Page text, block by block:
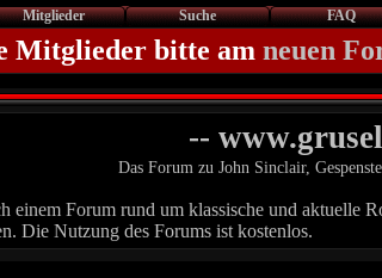
Mitglieder Suche FAQ
Mitglieder bitte am neuen
--
Das Forum zu John Sinclair,
einem Forum rund um klassische und aktuelle
Die Nutzung des Forums ist kostenlos.